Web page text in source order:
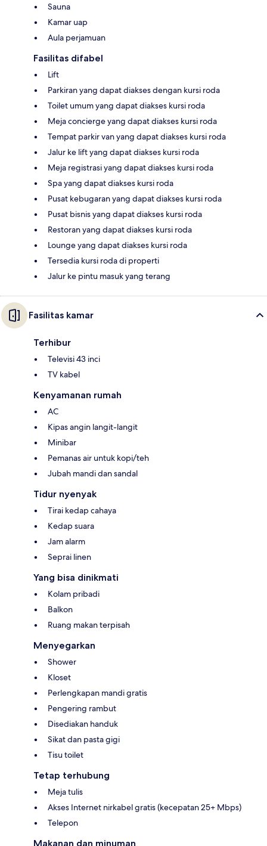
Sauna
Kamar uap
Aula perjamuan
Fasilitas difabel
Lift
Parkiran yang dapat diakses dengan kursi roda
Toilet umum yang dapat diakses kursi roda
Meja concierge yang dapat diakses kursi roda
Tempat parkir van yang dapat diakses kursi roda
Jalur ke lift yang dapat diakses kursi roda
Meja registrasi yang dapat diakses kursi roda
Spa yang dapat diakses kursi roda
Pusat kebugaran yang dapat diakses kursi roda
Pusat bisnis yang dapat diakses kursi roda
Restoran yang dapat diakses kursi roda
Lounge yang dapat diakses kursi roda
Tersedia kursi roda di properti
Jalur ke pintu masuk yang terang
Fasilitas kamar
Terhibur
Televisi 43 inci
TV kabel
Kenyamanan rumah
AC
Kipas angin langit-langit
Minibar
Pemanas air untuk kopi/teh
Jubah mandi dan sandal
Tidur nyenyak
Tirai kedap cahaya
Kedap suara
Jam alarm
Seprai linen
Yang bisa dinikmati
Kolam pribadi
Balkon
Ruang makan terpisah
Menyegarkan
Shower
Kloset
Perlengkapan mandi gratis
Pengering rambut
Disediakan handuk
Sikat dan pasta gigi
Tisu toilet
Tetap terhubung
Meja tulis
Akses Internet nirkabel gratis (kecepatan 25+ Mbps)
Telepon
Makanan dan minuman